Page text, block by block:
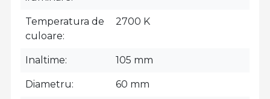
Temperatura de
culoare
2700 K
Inaltime 105 mm
Diametru 60 mm